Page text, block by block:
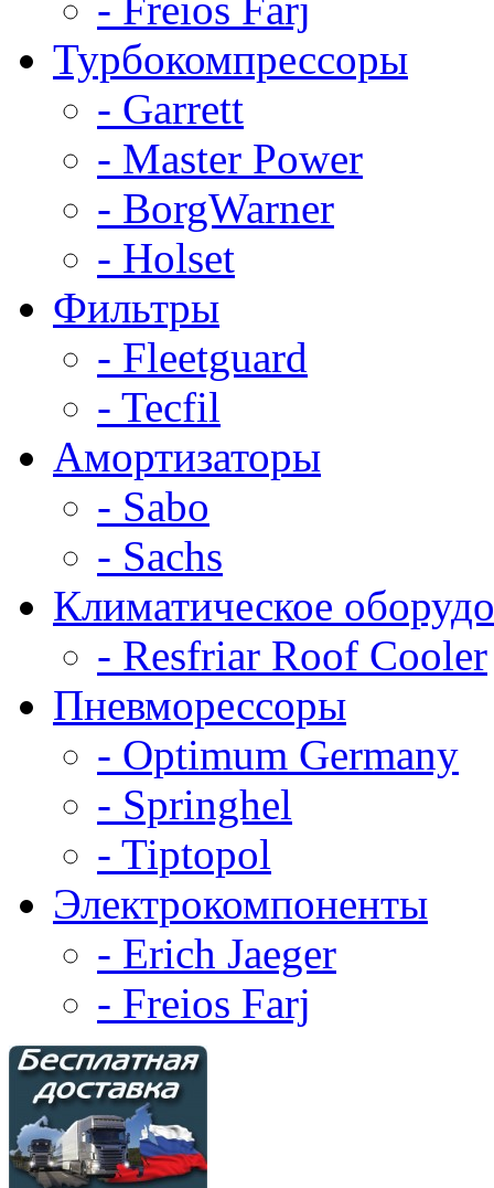
Турбокомпрессоры
- Garrett
- Master Power
- BorgWarner
- Holset
Фильтры
- Fleetguard
- Tecfil
Амортизаторы
- Sabo
- Sachs
Климатическое
- Resfriar Roof Cooler
Пневморессоры
- Optimum Germany
- Springhel
- Tiptopol
Электрокомпоненты
- Erich Jaeger
- Freios Farj